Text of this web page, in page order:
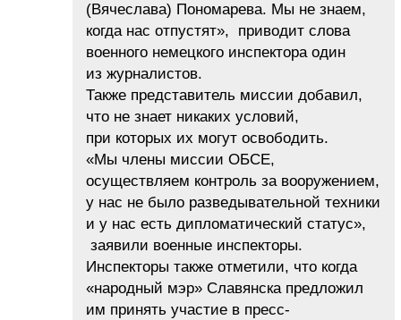
(Вячеслава) Пономарева. Мы не знаем,
когда нас отпустят», приводит слова
военного немецкого инспектора один
из журналистов.
Также представитель миссии добавил,
что не знает никаких условий,
при которых их могут освободить.
«Мы члены миссии ОБСЕ,
осуществляем контроль за вооружением,
у нас не было разведывательной техники
и у нас есть дипломатический статус»,
заявили военные инспекторы.
Инспекторы также отметили, что когда
«народный мэр» Славянска предложил
им принять участие в пресс-